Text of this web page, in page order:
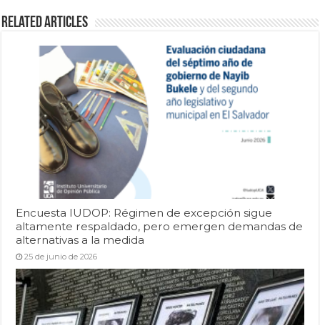
Related Articles
Encuesta IUDOP: Régimen de excepción sigue
altamente respaldado, pero emergen demandas de
alternativas a la medida
25 de junio de 2026